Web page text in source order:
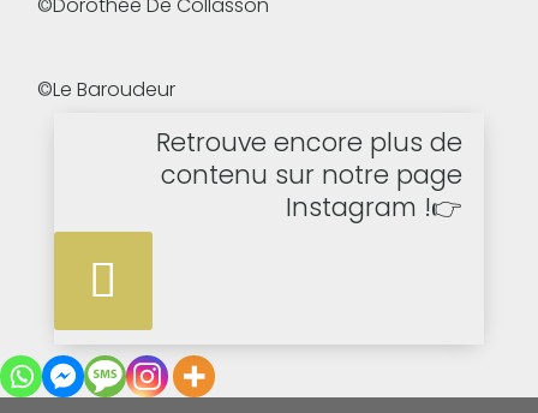
©Le Baroudeur
Retrouve encore plus de
contenu sur notre page
Instagram !👉